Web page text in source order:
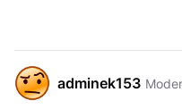
adminek153